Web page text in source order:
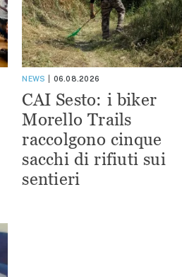
NEWS 06.08.2026
CAI Sesto: i biker
Morello Trails
raccolgono cinque
sacchi di rifiuti sui
sentieri